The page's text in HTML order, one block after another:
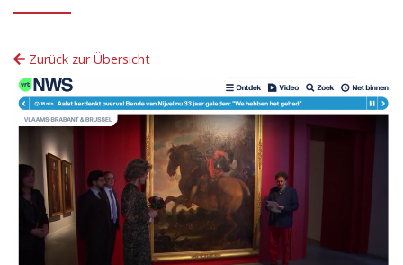
Zurück zur Übersicht